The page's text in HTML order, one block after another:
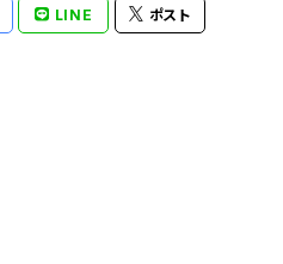
LINE ポスト